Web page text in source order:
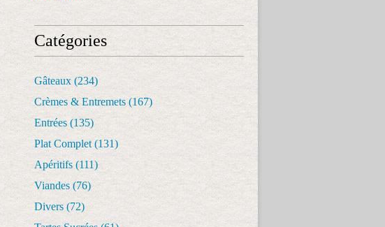
Catégories
Gâteaux (234)
Crèmes & Entremets (167)
Entrées (135)
Plat Complet (131)
Apéritifs (111)
Viandes (76)
Divers (72)